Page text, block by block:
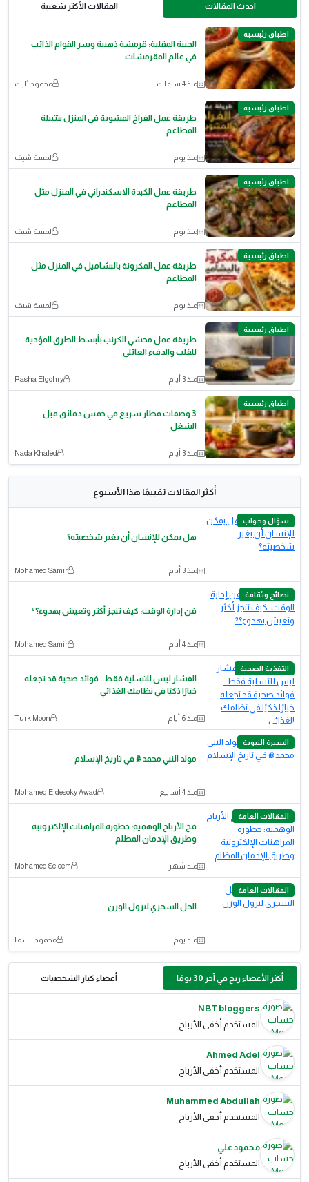
احدث المقالات المقالات الأكثر شعبية
اطباق رئيسية
الجبنة المقلية: قرمشة ذهبية وسر القوام الذائب
في عالم المقرمشات
منذ 4 ساعات محمود ثابت
اطباق رئيسية
طريقة عمل الفراخ المشوية في المنزل بتتبيلة
المطاعم
منذ يوم لمسة شيف
اطباق رئيسية
طريقة عمل الكبدة الاسكندراني في المنزل مثل
المطاعم
منذ يوم لمسة شيف
اطباق رئيسية
طريقة عمل المكرونة بالبشاميل في المنزل مثل
المطاعم
منذ يوم لمسة شيف
اطباق رئيسية
طريقة عمل محشي الكرنب بأبسط الطرق المؤدية
للقلب والدفء العائلى
منذ 3 أيام Rasha Elgohry
اطباق رئيسية
3 وصفات فطار سريع في خمس دقائق قبل
الشغل
منذ 3 أيام Nada Khaled
أكثر المقالات تقييمًا هذا الأسبوع
سؤال وجواب
هل يمكن للإنسان أن يغير شخصيته؟
منذ 3 أيام Mohamed Samir
نصائح وثقافة
فن إدارة الوقت: كيف تنجز أكثر وتعيش بهدوء؟⁹
منذ 4 أيام Mohamed Samir
التغذية الصحية
الفشار ليس للتسلية فقط.. فوائد صحية قد تجعله
خيارًا ذكيًا في نظامك الغذائي
منذ 6 أيام Turk Moon
السيرة النبوية
مولد النبي محمد ﷺ في تاريخ الإسلام
منذ 4 أسابيع Mohamed Eldesoky Awad
المقالات العامة
​فخ الأرباح الوهمية: خطورة المراهنات الإلكترونية
وطريق الإدمان المظلم
منذ شهر Mohamed Seleem
المقالات العامة
الحل السحري لنزول الوزن
منذ يوم محمود السقا
أكثر الأعضاء ربح في آخر 30 يومًا أعضاء كبار الشخصيات
NBT bloggers
المستخدم أخفى الأرباح
Ahmed Adel
المستخدم أخفى الأرباح
Muhammed Abdullah
المستخدم أخفى الأرباح
محمود علي
المستخدم أخفى الأرباح